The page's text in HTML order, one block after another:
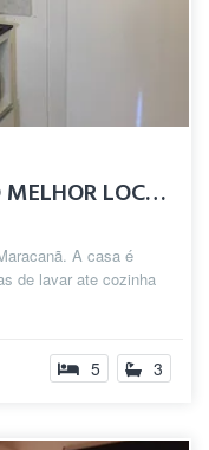
PARABENS! VOCE ACHOU O MELHOR LOCAL DO M...
A casa é
de lavar ate cozinha
5 3